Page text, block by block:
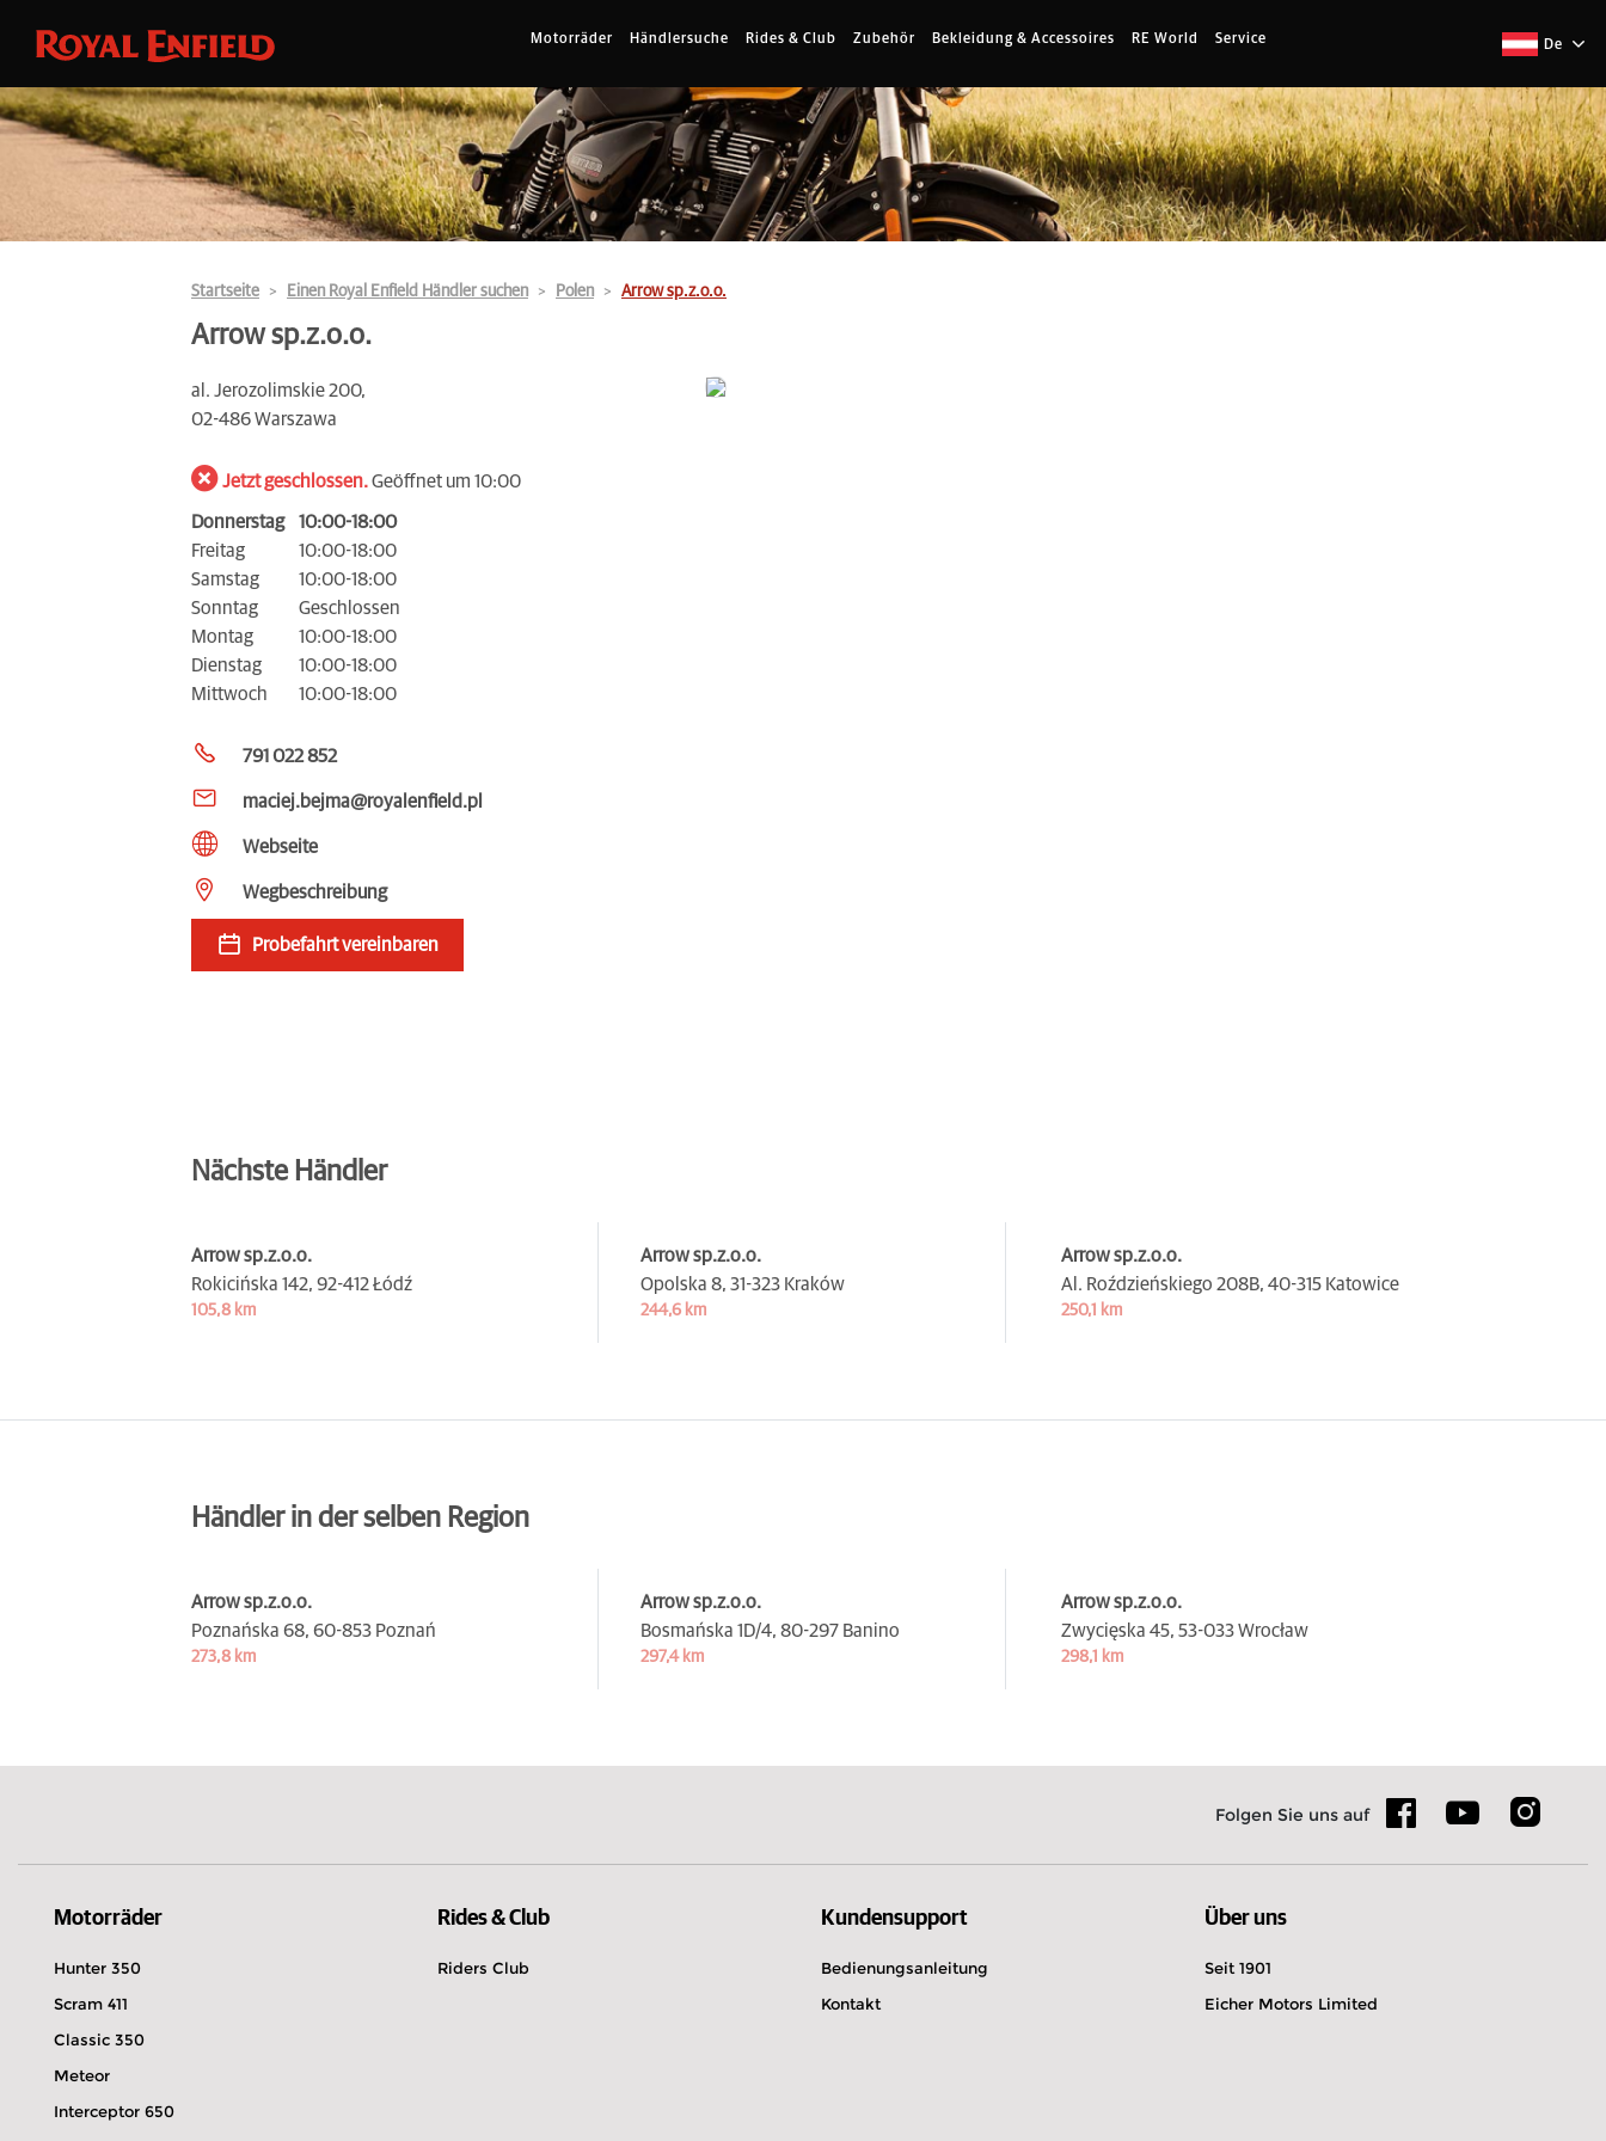
Motorräder Händlersuche Rides & Club Zubehör Bekleidung & Accessoires RE World Service De
Startseite Einen Royal Enfield Händler suchen Polen Arrow sp.z.o.o.
Arrow sp.z.o.o.
al. Jerozolimskie 200,
02-486 Warszawa
Jetzt geschlossen.Geöffnet um 10:00
Donnerstag
10:00-18:00
Freitag
10:00-18:00
Samstag
10:00-18:00
Sonntag
Geschlossen
Montag
10:00-18:00
Dienstag
10:00-18:00
Mittwoch
10:00-18:00
791 022 852
maciej.bejma@royalenfield.pl
Webseite
Wegbeschreibung
Probefahrt vereinbaren
Nächste Händler
Arrow sp.z.o.o.
Rokicińska 142, 92-412 Łódź
105,8 km
Arrow sp.z.o.o.
Opolska 8, 31-323 Kraków
244,6 km
Arrow sp.z.o.o.
Al. Roździeńskiego 208B, 40-315 Katowice
250,1 km
Händler in der selben Region
Arrow sp.z.o.o.
Poznańska 68, 60-853 Poznań
273,8 km
Arrow sp.z.o.o.
Bosmańska 1D/4, 80-297 Banino
297,4 km
Arrow sp.z.o.o.
Zwycięska 45, 53-033 Wrocław
298,1 km
Folgen Sie uns auf
Motorräder
Hunter 350
Scram 411
Classic 350
Meteor
Interceptor 650
Rides & Club
Riders Club
Kundensupport
Bedienungsanleitung
Kontakt
Über uns
Seit 1901
Eicher Motors Limited